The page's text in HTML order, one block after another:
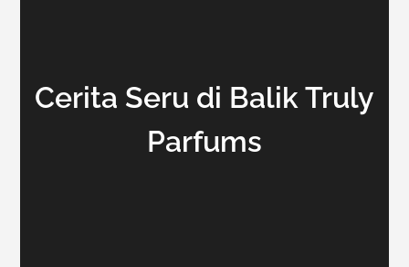
Cerita Seru di Balik Truly
Parfums